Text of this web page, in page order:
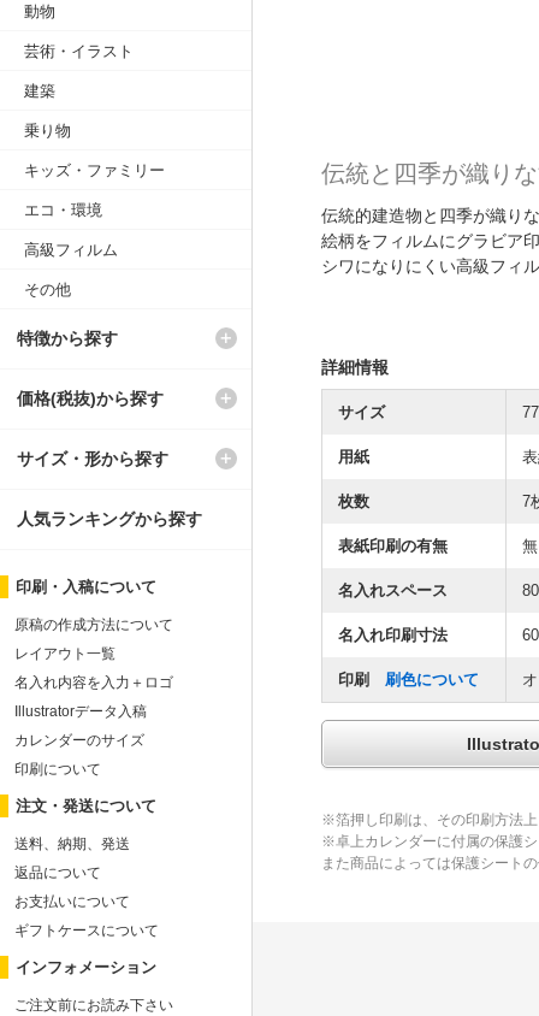
伝統と四季が織り
伝統的建造物と四季が織り
絵柄をフィルムにグラビア
シワになりにくい高級フィ
詳細情報
サイズ
用紙
枚数 7
表紙印刷の有無 無
名入れスペース
名入れ印刷寸法
印刷 刷色について
※箔押し印刷は、その印刷方法
※卓上カレンダーに付属の保護
また商品によっては保護シート
動物
芸術・イラスト
建築
乗り物
キッズ・ファミリー
エコ・環境
高級フィルム
その他
特徴から探す
価格(税抜)から探す
サイズ・形から探す
人気ランキングから探す
印刷・入稿について
原稿の作成方法について
レイアウト一覧
名入れ内容を入力＋ロゴ
Illustratorデータ入稿
カレンダーのサイズ
印刷について
注文・発送について
送料、納期、発送
返品について
お支払いについて
ギフトケースについて
インフォメーション
ご注文前にお読み下さい